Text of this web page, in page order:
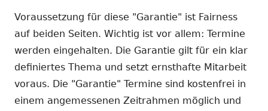
Voraussetzung für diese "Garantie" ist Fairness
auf beiden Seiten. Wichtig ist vor allem: Termine
werden eingehalten. Die Garantie gilt für ein klar
definiertes Thema und setzt ernsthafte Mitarbeit
voraus. Die "Garantie" Termine sind kostenfrei in
einem angemessenen Zeitrahmen möglich und